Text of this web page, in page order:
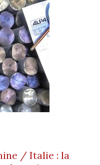
/ Italie : la